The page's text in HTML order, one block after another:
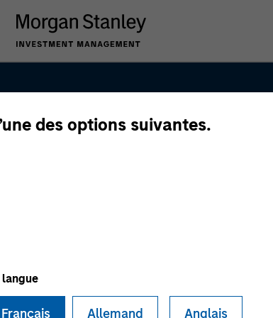
des options suivantes.
langue
Français Allemand Anglais